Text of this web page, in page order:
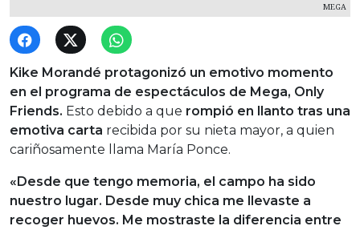
MEGA
Kike Morandé protagonizó un emotivo momento
en el programa de espectáculos de Mega, Only
Friends. Esto debido a que rompió en llanto tras una
emotiva carta recibida por su nieta mayor, a quien
cariñosamente llama María Ponce.
«Desde que tengo memoria, el campo ha sido
nuestro lugar. Desde muy chica me llevaste a
recoger huevos. Me mostraste la diferencia entre